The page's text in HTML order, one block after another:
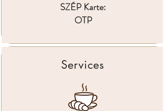
SZÉP Karte:
OTP
Services